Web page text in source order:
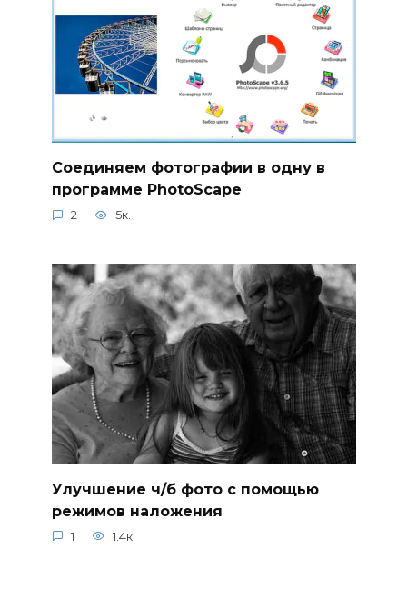
Соединяем фотографии в одну в
программе PhotoScape
2 5к.
Улучшение ч/б фото с помощью
режимов наложения
1 1.4к.